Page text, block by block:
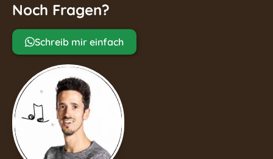
Noch Fragen?
Schreib mir einfach